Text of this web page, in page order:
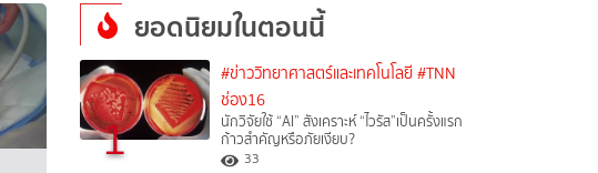
ยอดนิยมในตอนนี้
1
#ข่าววิทยาศาสตร์และเทคโนโลยี #TNN
ช่อง16
นักวิจัยใช้ “AI” สังเคราะห์ “ไวรัส”เป็นครั้งแรก
ก้าวสำคัญหรือภัยเงียบ?
33